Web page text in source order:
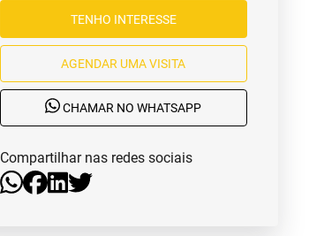
TENHO INTERESSE
AGENDAR UMA VISITA
CHAMAR NO WHATSAPP
Compartilhar nas redes sociais